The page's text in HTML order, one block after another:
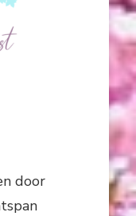
door